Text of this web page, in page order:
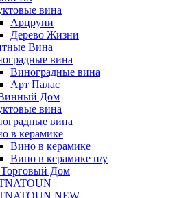
вина
Арцруни
Дерево Жизни
Вина
вина
Виноградные вина
Арт Палас
Дом
вина
вина
в керамике
Вино в керамике
Вино в керамике п/у
Торговый Дом
NEW